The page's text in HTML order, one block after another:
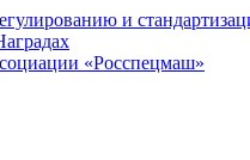
и
«Росспецмаш»